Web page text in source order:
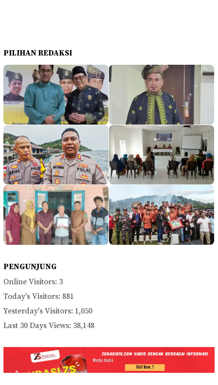
PILIHAN REDAKSI
PENGUNJUNG
Online Visitors: 3
Today's Visitors: 881
Yesterday's Visitors: 1,050
Last 30 Days Views: 38,148